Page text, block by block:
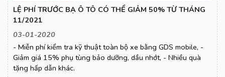
LỆ PHÍ TRƯỚC BẠ Ô TÔ CÓ THỂ GIẢM 50% TỪ THÁNG
11/2021
03-01-2020
- Miễn phí kiểm tra kỹ thuật toàn bộ xe bằng GDS mobile, -
Giảm giá 15% phụ tùng bảo dưỡng, dầu nhớt, - Nhiều quà
tặng hấp dẫn khác.